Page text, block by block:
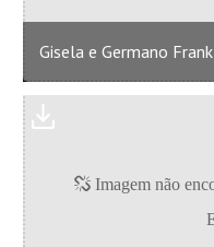
Gisela e Germano Frank